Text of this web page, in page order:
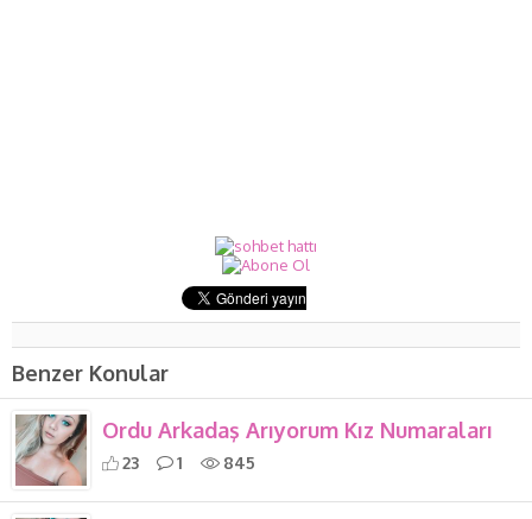
Benzer Konular
Ordu Arkadaş Arıyorum Kız Numaraları
23 1 845